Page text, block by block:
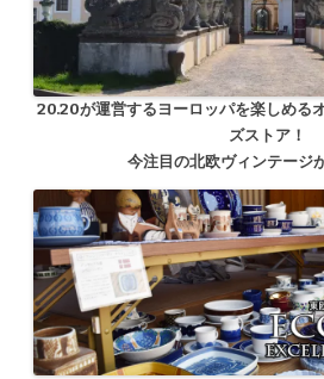
20.20が運営するヨーロッパを楽しめる
ズストア！
今注目の北欧ヴィンテージ